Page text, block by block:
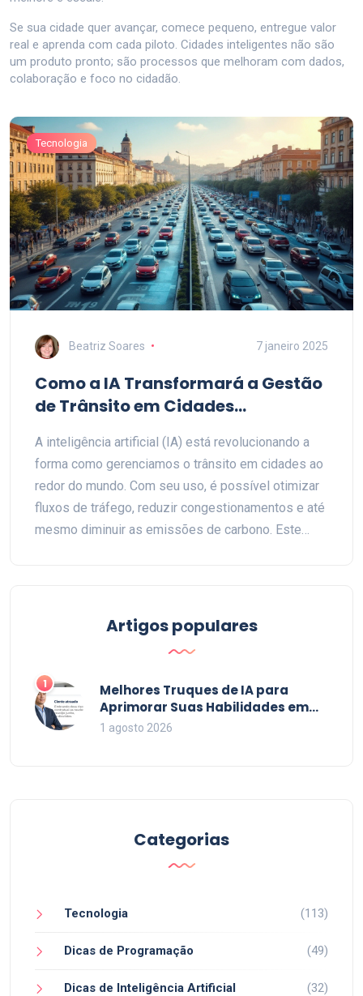
Se sua cidade quer avançar, comece pequeno, entregue valor
real e aprenda com cada piloto. Cidades inteligentes não são
um produto pronto; são processos que melhoram com dados,
colaboração e foco no cidadão.
Tecnologia
Beatriz Soares 7 janeiro 2025
Como a IA Transformará a Gestão
de Trânsito em Cidades
A inteligência artificial (IA) está revolucionando a
forma como gerenciamos o trânsito em cidades ao
redor do mundo. Com seu uso, é possível otimizar
fluxos de tráfego, reduzir congestionamentos e até
mesmo diminuir as emissões de carbono. Este
tecnologias estão moldando o futuro urbano e
tornando nossas cidades mais eficientes e
Artigos populares
1
Melhores Truques de IA para
Aprimorar Suas Habilidades em
2026
1 agosto 2026
Categorias
Tecnologia (113)
Dicas de Programação (49)
Dicas de Inteligência Artificial (32)